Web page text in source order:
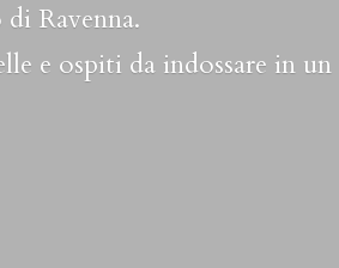
Ravenna.
e ospiti da indossare in un